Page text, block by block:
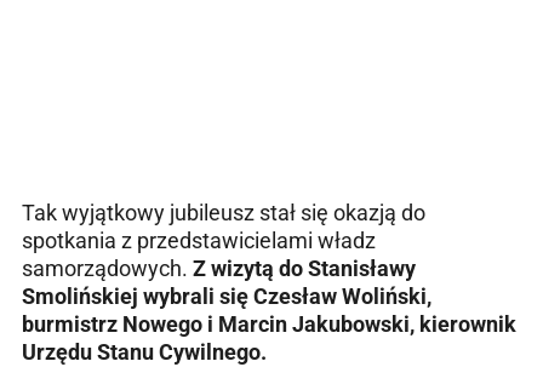
Tak wyjątkowy jubileusz stał się okazją do
spotkania z przedstawicielami władz
samorządowych. Z wizytą do Stanisławy
Smolińskiej wybrali się Czesław Woliński,
burmistrz Nowego i Marcin Jakubowski, kierownik
Urzędu Stanu Cywilnego.